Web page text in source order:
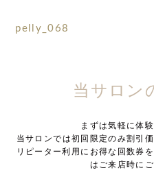
pelly_068
当サロン
まずは気軽に体
当サロンでは初回限定のみ割引
リピーター利用にお得な回数券
はご来店時に